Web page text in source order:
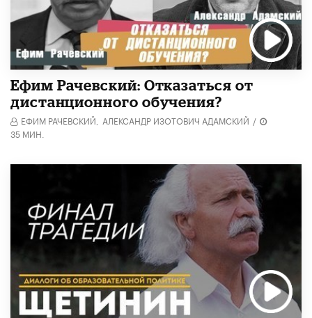
Ефим Рачевский: Отказаться от
дистанционного обучения?
ЕФИМ РАЧЕВСКИЙ, АЛЕКСАНДР ИЗОТОВИЧ АДАМСКИЙ /
35 МИН.